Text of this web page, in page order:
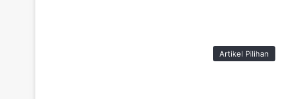
Artikel Pilihan